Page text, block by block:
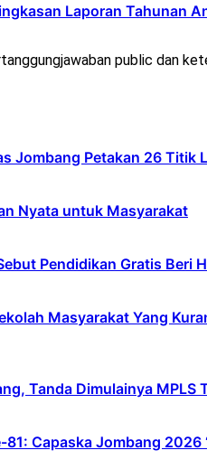
Laporan Tahunan
public dan
Jombang Petakan 26 Titik
Nyata untuk Masyarakat
Pendidikan Gratis Beri
Masyarakat Yang
Tanda Dimulainya
Capaska Jombang 2026